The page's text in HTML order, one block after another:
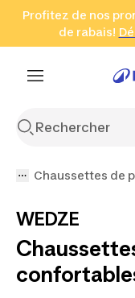
Aller à la recherche
Profitez de nos
de rabais!
en
(Zones
Chaussettes de
WEDZE